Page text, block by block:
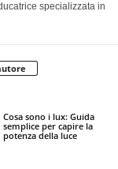
specializzata in
Cosa sono i lux: Guida
semplice per capire la
potenza della luce